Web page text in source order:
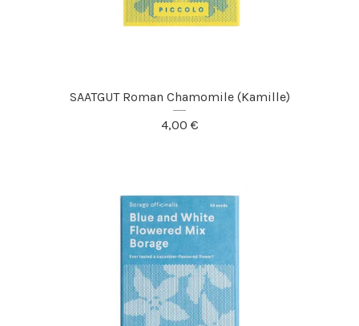
SAATGUT Roman Chamomile (Kamille)
4,00 €